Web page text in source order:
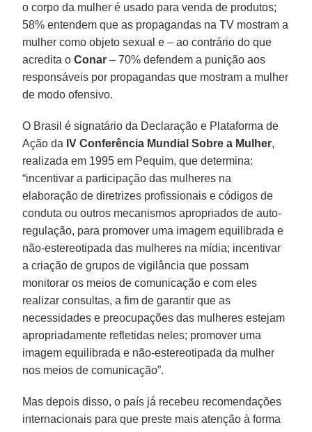
o corpo da mulher é usado para venda de produtos;
58% entendem que as propagandas na TV mostram a
mulher como objeto sexual e – ao contrário do que
acredita oConar– 70% defendem a punição aos
responsáveis por propagandas que mostram a mulher
de modo ofensivo.
O Brasil é signatário da Declaração e Plataforma de
Ação da IV Conferência Mundial Sobre a Mulher,
realizada em 1995 em Pequim, que determina:
“incentivar a participação das mulheres na
elaboração de diretrizes profissionais e códigos de
conduta ou outros mecanismos apropriados de auto-
regulação, para promover uma imagem equilibrada e
não-estereotipada das mulheres na mídia; incentivar
a criação de grupos de vigilância que possam
monitorar os meios de comunicação e com eles
realizar consultas, a fim de garantir que as
necessidades e preocupações das mulheres estejam
apropriadamente refletidas neles; promover uma
imagem equilibrada e não-estereotipada da mulher
nos meios de comunicação”.
Mas depois disso, o país já recebeu recomendações
internacionais para que preste mais atenção à forma